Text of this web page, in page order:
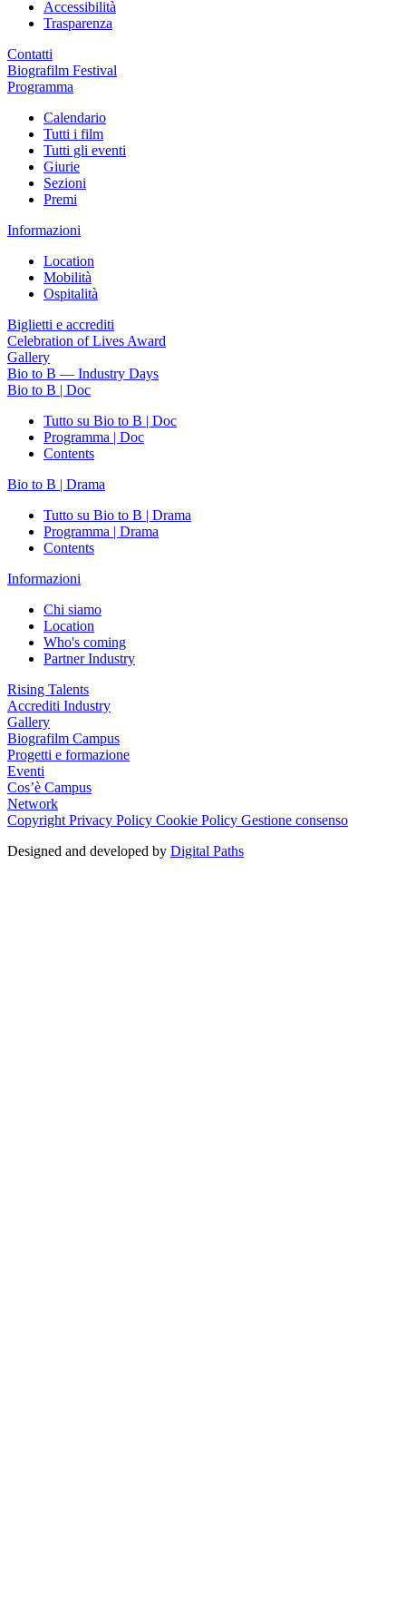
Accessibilità
Trasparenza
Contatti
Biografilm Festival
Programma
Calendario
Tutti i film
Tutti gli eventi
Giurie
Sezioni
Premi
Informazioni
Location
Mobilità
Ospitalità
Biglietti e accrediti
Celebration of Lives Award
Gallery
Bio to B — Industry Days
Bio to B | Doc
Tutto su Bio to B | Doc
Programma | Doc
Contents
Bio to B | Drama
Tutto su Bio to B | Drama
Programma | Drama
Contents
Informazioni
Chi siamo
Location
Who's coming
Partner Industry
Rising Talents
Accrediti Industry
Gallery
Biografilm Campus
Progetti e formazione
Eventi
Cos’è Campus
Network
Copyright Privacy Policy Cookie Policy Gestione consenso
Designed and developed by Digital Paths